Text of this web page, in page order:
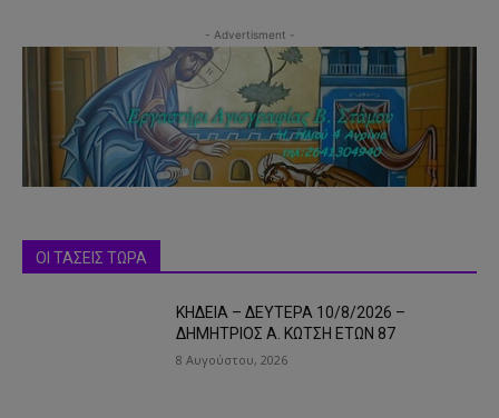
- Advertisment -
ΟΙ ΤΑΣΕΙΣ ΤΩΡΑ
ΚΗΔΕΙΑ – ΔΕΥΤΕΡΑ 10/8/2026 –
ΔΗΜΗΤΡΙΟΣ Α. ΚΩΤΣΗ ΕΤΩΝ 87
8 Αυγούστου, 2026